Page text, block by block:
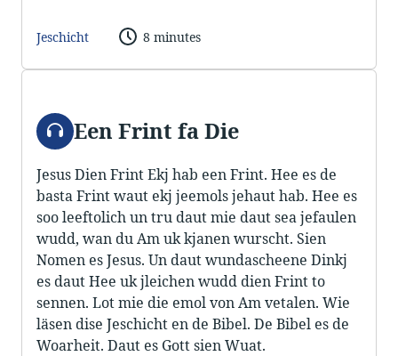
Jeschicht 8 minutes
Audio
Een Frint fa Die
Jesus Dien Frint Ekj hab een Frint. Hee es de
basta Frint waut ekj jeemols jehaut hab. Hee es
soo leeftolich un tru daut mie daut sea jefaulen
wudd, wan du Am uk kjanen wurscht. Sien
Nomen es Jesus. Un daut wundascheene Dinkj
es daut Hee uk jleichen wudd dien Frint to
sennen. Lot mie die emol von Am vetalen. Wie
läsen dise Jeschicht en de Bibel. De Bibel es de
Woarheit. Daut es Gott sien Wuat.